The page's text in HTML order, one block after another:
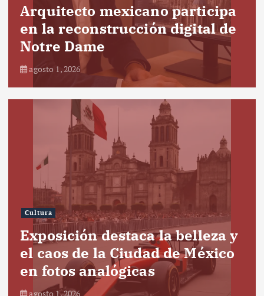
Arquitecto mexicano participa
en la reconstrucción digital de
Notre Dame
agosto 1, 2026
Cultura
Exposición destaca la belleza y
el caos de la Ciudad de México
en fotos analógicas
agosto 1, 2026